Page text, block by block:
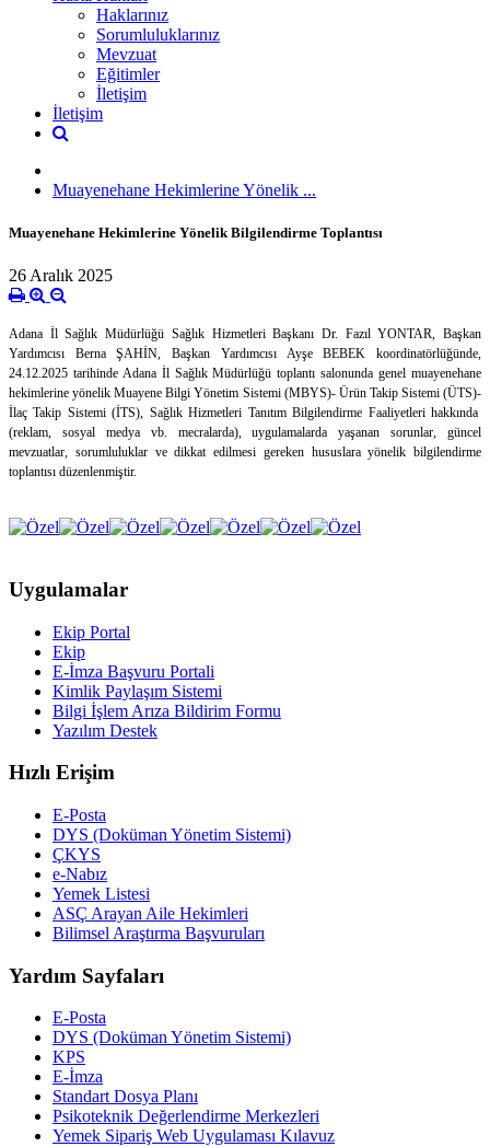
Haklarınız
Sorumluluklarınız
Mevzuat
Eğitimler
İletişim
İletişim
Muayenehane Hekimlerine Yönelik ...
Muayenehane Hekimlerine Yönelik Bilgilendirme Toplantısı
26 Aralık 2025
Adana İl Sağlık Müdürlüğü Sağlık Hizmetleri Başkanı Dr. Fazıl YONTAR, Başkan
Yardımcısı Berna ŞAHİN, Başkan Yardımcısı Ayşe BEBEK koordinatörlüğünde,
24.12.2025 tarihinde Adana İl Sağlık Müdürlüğü toplantı salonunda genel muayenehane
hekimlerine yönelik Muayene Bilgi Yönetim Sistemi (MBYS)- Ürün Takip Sistemi (ÜTS)-
İlaç Takip Sistemi (İTS), Sağlık Hizmetleri Tanıtım Bilgilendirme Faaliyetleri hakkında
(reklam, sosyal medya vb. mecralarda), uygulamalarda yaşanan sorunlar, güncel
mevzuatlar, sorumluluklar ve dikkat edilmesi gereken hususlara yönelik bilgilendirme
toplantısı düzenlenmiştir.
Uygulamalar
Ekip Portal
Ekip
E-İmza Başvuru Portali
Kimlik Paylaşım Sistemi
Bilgi İşlem Arıza Bildirim Formu
Yazılım Destek
Hızlı Erişim
E-Posta
DYS (Doküman Yönetim Sistemi)
ÇKYS
e-Nabız
Yemek Listesi
ASÇ Arayan Aile Hekimleri
Bilimsel Araştırma Başvuruları
Yardım Sayfaları
E-Posta
DYS (Doküman Yönetim Sistemi)
KPS
E-İmza
Standart Dosya Planı
Psikoteknik Değerlendirme Merkezleri
Yemek Sipariş Web Uygulaması Kılavuz